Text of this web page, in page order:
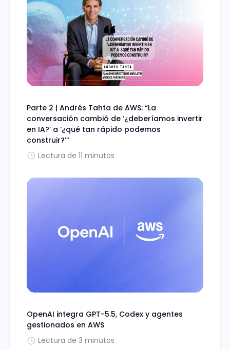
Parte 2 | Andrés Tahta de AWS: “La
conversación cambió de ‘¿deberíamos invertir
en IA?’ a ‘¿qué tan rápido podemos
construir?’”
Lectura de 11 minutos
OpenAI integra GPT-5.5, Codex y agentes
gestionados en AWS
Lectura de 3 minutos